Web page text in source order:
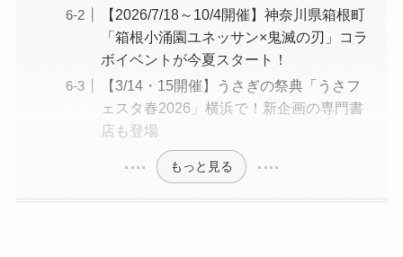
【2026/7/18～10/4開催】神奈川県箱根町
「箱根小涌園ユネッサン×鬼滅の刃」コラ
ボイベントが今夏スタート！
【3/14・15開催】うさぎの祭典「うさフ
ェスタ春2026」横浜で！新企画の専門書
店も登場
もっと見る